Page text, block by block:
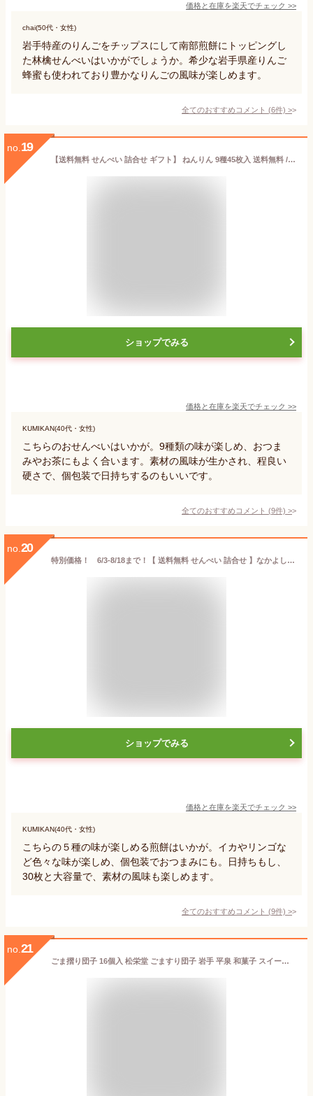
価格と在庫を楽天でチェック >>
chai(50代・女性)
岩手特産のりんごをチップスにして南部煎餅にトッピングし
た林檎せんべいはいかがでしょうか。希少な岩手県産りんご
蜂蜜も使われており豊かなりんごの風味が楽しめます。
全てのおすすめコメント (6件) >
no. 19
【送料無料 せんべい 詰合せ ギフト】 ねんりん 9種45枚入 送料無料 / お中元 御中元 父の日 お土産 / 南部せんべい乃巖手屋 小松製菓 / ギフト せんべい 煎餅 南部せんべい 岩手県 お菓子 詰め合わせ おつまみ 人気 お供え 日持ち ご挨拶
ショップでみる
価格と在庫を楽天でチェック >>
KUMIKAN(40代・女性)
こちらのおせんべいはいかが。9種類の味が楽しめ、おつま
みやお茶にもよく合います。素材の風味が生かされ、程良い
硬さで、個包装で日持ちするのもいいです。
全てのおすすめコメント (9件) >
no. 20
特別価格！ 6/3-8/18まで！【 送料無料 せんべい 詰合せ 】なかよしつつみ 5種30枚 送料無料 / お中元 御中元 お取り寄せ グルメ 夏ギフト 残暑見舞い / 南部せんべい乃巖手屋 小松製菓 / お菓子 せんべい 煎餅 南部せんべい ギフト 贈り物 お土産
ショップでみる
価格と在庫を楽天でチェック >>
KUMIKAN(40代・女性)
こちらの５種の味が楽しめる煎餅はいかが。イカやリンゴな
ど色々な味が楽しめ、個包装でおつまみにも。日持ちもし、
30枚と大容量で、素材の風味も楽しめます。
全てのおすすめコメント (9件) >
no. 21
ごま摺り団子 16個入 松栄堂 ごますり団子 岩手 平泉 和菓子 スイーツ 団子 おいしい だんご お土産 お取り寄せ 黒ごま 胡麻 銘菓 冷凍 東北 一関 お菓子 餅 もち とろり ごまだんご 人気 ランキング ジョジョ ロイヤルファミリー 仙台